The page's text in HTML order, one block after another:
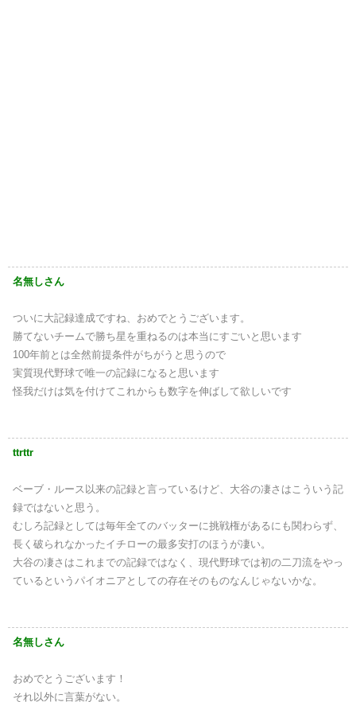
名無しさん
ついに大記録達成ですね、おめでとうございます。
勝てないチームで勝ち星を重ねるのは本当にすごいと思います
100年前とは全然前提条件がちがうと思うので
実質現代野球で唯一の記録になると思います
怪我だけは気を付けてこれからも数字を伸ばして欲しいです
ttrttr
ベーブ・ルース以来の記録と言っているけど、大谷の凄さはこういう記
録ではないと思う。
むしろ記録としては毎年全てのバッターに挑戦権があるにも関わらず、
長く破られなかったイチローの最多安打のほうが凄い。
大谷の凄さはこれまでの記録ではなく、現代野球では初の二刀流をやっ
ているというパイオニアとしての存在そのものなんじゃないかな。
名無しさん
おめでとうございます！
それ以外に言葉がない。